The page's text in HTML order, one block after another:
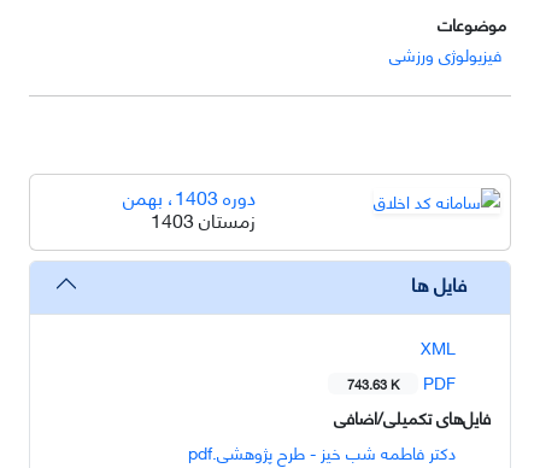
موضوعات
فیزیولوژی ورزشی
دوره 1403، بهمن
زمستان 1403
فایل ها
XML
PDF
743.63 K
فایل‌های تکمیلی/اضافی
دکتر فاطمه شب خیز - طرح پژوهشی.pdf